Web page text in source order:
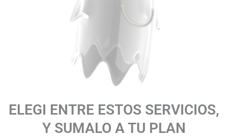
ELEGI ENTRE ESTOS SERVICIOS,
Y SUMALO A TU PLAN